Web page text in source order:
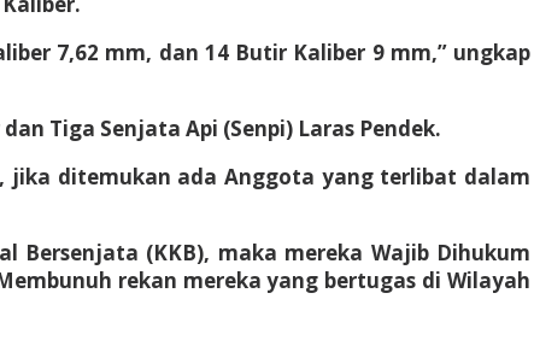
7,62 mm, dan 14 Butir Kaliber 9 mm,” ungkap
Tiga Senjata Api (Senpi) Laras Pendek.
jika ditemukan ada Anggota yang terlibat dalam
Bersenjata (KKB), maka mereka Wajib Dihukum
rekan mereka yang bertugas di Wilayah